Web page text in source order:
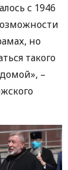
с 1946
но
такого
–